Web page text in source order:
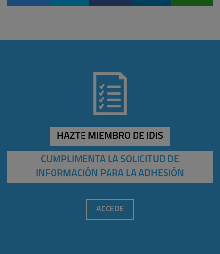
HAZTE MIEMBRO DE IDIS
CUMPLIMENTA LA SOLICITUD DE
INFORMACIÓN PARA LA ADHESIÓN
ACCEDE